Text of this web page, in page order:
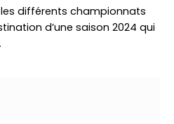
différents championnats
d’une saison 2024 qui